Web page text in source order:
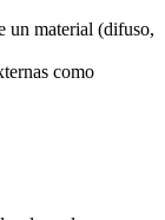
un material (difuso,
como